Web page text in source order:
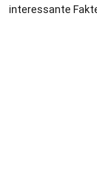
interessante